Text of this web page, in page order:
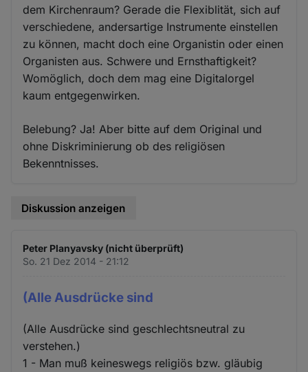
dem Kirchenraum? Gerade die Flexiblität, sich auf
verschiedene, andersartige Instrumente einstellen
zu können, macht doch eine Organistin oder einen
Organisten aus. Schwere und Ernsthaftigkeit?
Womöglich, doch dem mag eine Digitalorgel
kaum entgegenwirken.
Belebung? Ja! Aber bitte auf dem Original und
ohne Diskriminierung ob des religiösen
Bekenntnisses.
Diskussion anzeigen
Peter Planyavsky (nicht überprüft)
So. 21 Dez 2014 - 21:12
(Alle Ausdrücke sind
(Alle Ausdrücke sind geschlechtsneutral zu
verstehen.)
1 - Man muß keineswegs religiös bzw. gläubig